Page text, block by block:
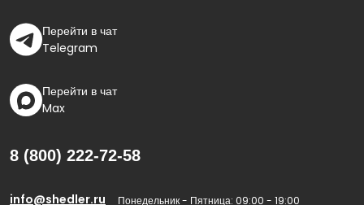
info@shedler.ru Понедельник - Пятница: 09:00 - 19:00
8 (800) 222-72-58
Перейти в чат
Telegram
Перейти в чат
Max